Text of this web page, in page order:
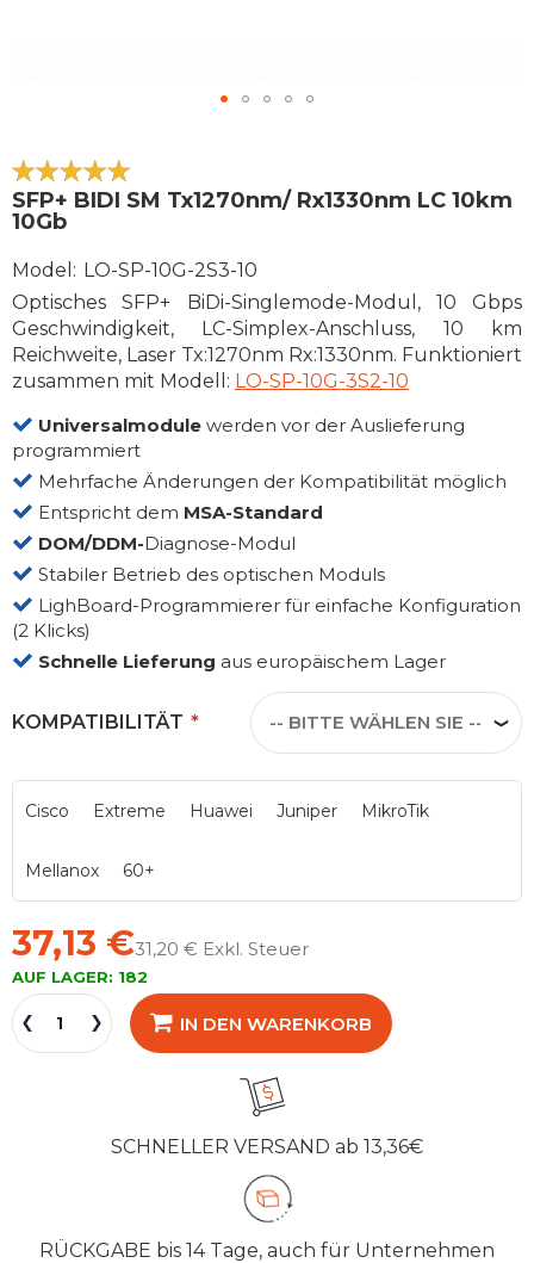
Anfang
der
Bildergalerie
springen
100
% of100
SFP+ BIDI SM Tx1270nm/ Rx1330nm LC 10km
10Gb
Model
LO-SP-10G-2S3-10
Optisches SFP+ BiDi-Singlemode-Modul, 10 Gbps
Geschwindigkeit, LC-Simplex-Anschluss, 10 km
Reichweite, Laser Tx:1270nm Rx:1330nm. Funktioniert
zusammen mit Modell: LO-SP-10G-3S2-10
Universalmodule werden vor der Auslieferung
programmiert
Mehrfache Änderungen der Kompatibilität möglich
Entspricht dem MSA-Standard
DOM/DDM-Diagnose-Modul
Stabiler Betrieb des optischen Moduls
LighBoard-Programmierer für einfache Konfiguration
(2 Klicks)
Schnelle Lieferung aus europäischem Lager
KOMPATIBILITÄT
Cisco Extreme Huawei Juniper MikroTik
Mellanox 60+
IN DEN WARENKORB
37,13 €31,20 €
AUF LAGER: 182
SCHNELLER VERSAND ab 13,36€
RÜCKGABE bis 14 Tage, auch für Unternehmen